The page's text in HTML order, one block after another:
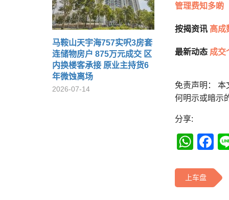
马鞍山天宇海757实呎3房套
连储物房户 875万元成交 区
内换楼客承接 原业主持货6
年微蚀离场
2026-07-14
管理费知多啲
按揭资讯 高成
最新动态 成交
免责声明：
何明示或暗示
分享:
上车盘